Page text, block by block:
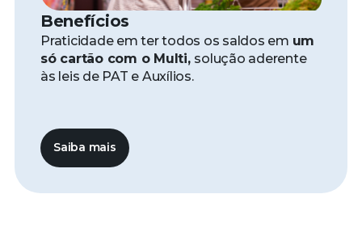
Benefícios
Praticidade em ter todos os saldos em um
só cartão com o Multi, solução aderente
às leis de PAT e Auxílios.
Saiba mais